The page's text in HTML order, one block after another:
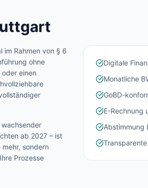
im Rahmen von § 6
ohne
einen
wachsender
ab 2027 – ist
sondern
Prozesse
Digitale
Monatliche
GoBD-
E-Rechnung
Abstimmung